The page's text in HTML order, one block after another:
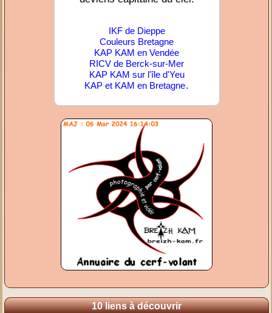
IKF de Dieppe
Couleurs Bretagne
KAP KAM en Vendée
RICV de Berck-sur-Mer
KAP KAM sur l'île d'Yeu
KAP et KAM en Bretagne.
10 liens à découvrir